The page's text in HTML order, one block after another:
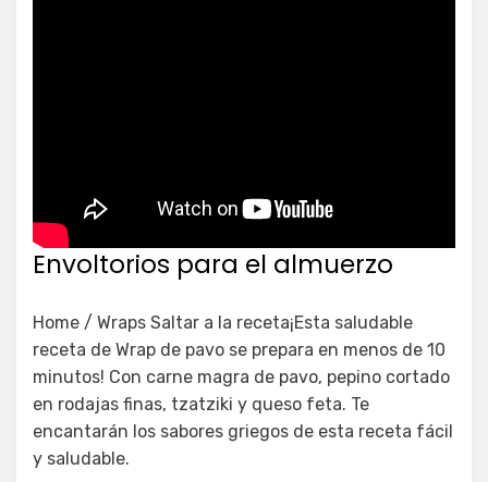
Envoltorios para el almuerzo
Home / Wraps Saltar a la receta¡Esta saludable
receta de Wrap de pavo se prepara en menos de 10
minutos! Con carne magra de pavo, pepino cortado
en rodajas finas, tzatziki y queso feta. Te
encantarán los sabores griegos de esta receta fácil
y saludable.